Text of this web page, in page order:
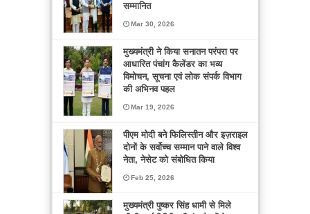
सम्मानित
Mar 30, 2026
मुख्यमंत्री ने किया सनातन परंपरा पर
आधारित पंचांग कैलेंडर का भव्य
विमोचन, सूचना एवं लोक संपर्क विभाग
की अभिनव पहल
Mar 19, 2026
पीएम मोदी बने फिलिस्तीन और इज़राइल
दोनों के सर्वोच्च सम्मान पाने वाले विश्व
नेता, नेसेट को संबोधित किया
Feb 25, 2026
मुख्यमंत्री पुष्कर सिंह धामी से मिले